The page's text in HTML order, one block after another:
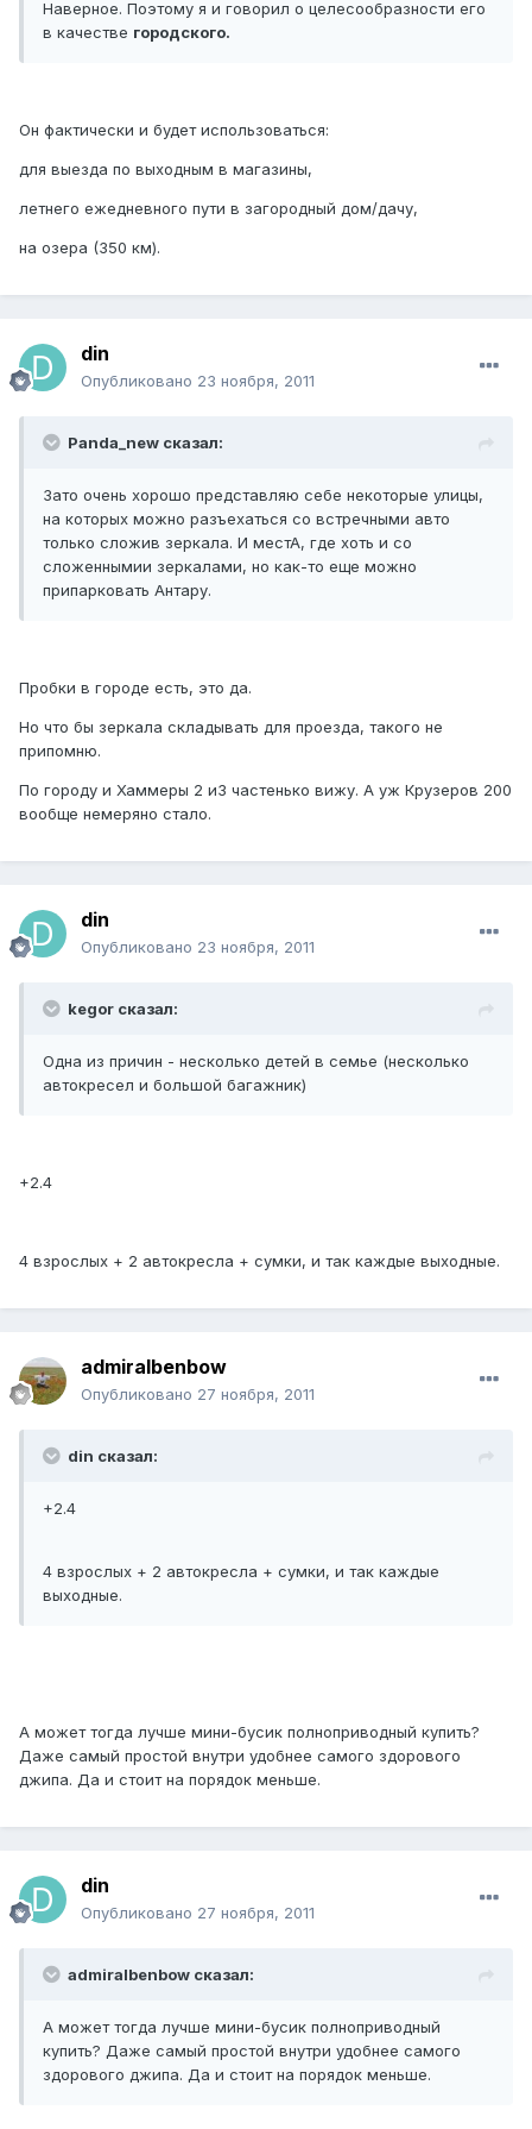
Наверное. Поэтому я и говорил о целесообразности его
в качестве городского.
Он фактически и будет использоваться:
для выезда по выходным в магазины,
летнего ежедневного пути в загородный дом/дачу,
на озера (350 км).
din
Опубликовано 23 ноября, 2011
Panda_new сказал:
Зато очень хорошо представляю себе некоторые улицы,
на которых можно разъехаться со встречными авто
только сложив зеркала. И местА, где хоть и со
сложеннымии зеркалами, но как-то еще можно
припарковать Антару.
Пробки в городе есть, это да.
Но что бы зеркала складывать для проезда, такого не
припомню.
По городу и Хаммеры 2 и3 частенько вижу. А уж Крузеров 200
вообще немеряно стало.
din
Опубликовано 23 ноября, 2011
kegor сказал:
Одна из причин - несколько детей в семье (несколько
автокресел и большой багажник)
+2.4
4 взрослых + 2 автокресла + сумки, и так каждые выходные.
admiralbenbow
Опубликовано 27 ноября, 2011
din сказал:
+2.4
4 взрослых + 2 автокресла + сумки, и так каждые
выходные.
А может тогда лучше мини-бусик полноприводный купить?
Даже самый простой внутри удобнее самого здорового
джипа. Да и стоит на порядок меньше.
din
Опубликовано 27 ноября, 2011
admiralbenbow сказал:
А может тогда лучше мини-бусик полноприводный
купить? Даже самый простой внутри удобнее самого
здорового джипа. Да и стоит на порядок меньше.